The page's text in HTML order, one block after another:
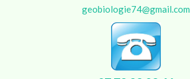
geobiologie74@gmail.com